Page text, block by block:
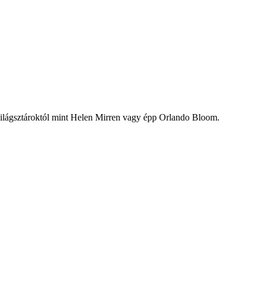
mint Helen Mirren vagy épp Orlando Bloom.